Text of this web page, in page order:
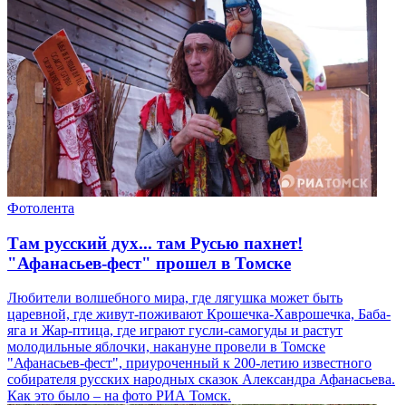
Фотолента
Там русский дух... там Русью пахнет!
"Афанасьев-фест" прошел в Томске
Любители волшебного мира, где лягушка может быть
царевной, где живут-поживают Крошечка-Хаврошечка, Баба-
яга и Жар-птица, где играют гусли-самогуды и растут
молодильные яблочки, накануне провели в Томске
"Афанасьев-фест", приуроченный к 200-летию известного
собирателя русских народных сказок Александра Афанасьева.
Как это было – на фото РИА Томск.